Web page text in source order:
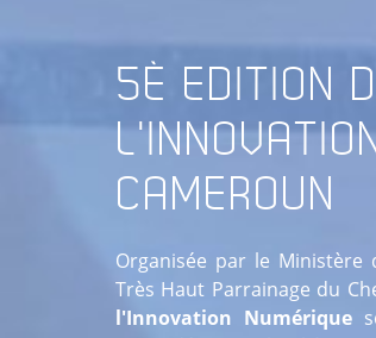
5È EDITION
CAMEROUN
Organisée par le Ministère
Très Haut Parrainage du
l'Innovation Numérique